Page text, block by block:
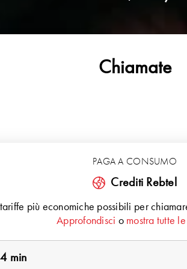
Chiamate
PAGA A CONSUMO
Crediti Rebtel
più economiche possibili per
Approfondisci o mostra tutte
4 min